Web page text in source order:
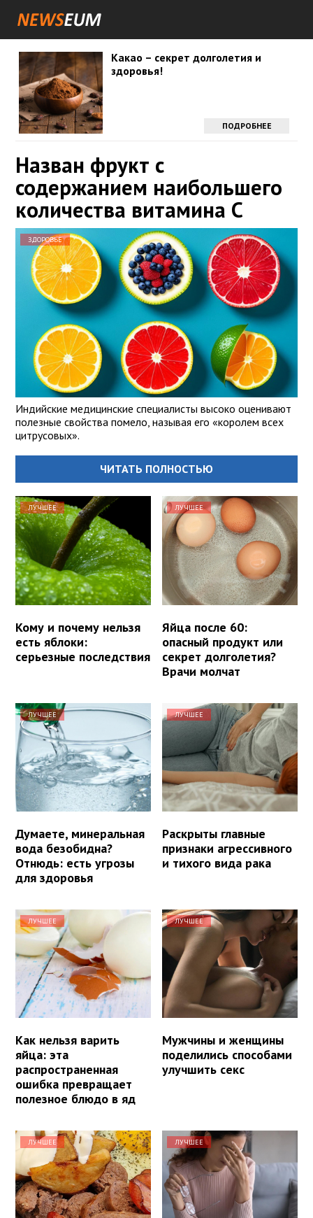
Какао – секрет долголетия и
здоровья!
ПОДРОБНЕЕ
Назван фрукт с
содержанием наибольшего
количества витамина C
ЗДОРОВЬЕ
Индийские медицинские специалисты высоко оценивают
полезные свойства помело, называя его «королем всех
цитрусовых».
ЧИТАТЬ ПОЛНОСТЬЮ
ЛУЧШЕЕ
Кому и почему нельзя
есть яблоки:
серьезные последствия
ЛУЧШЕЕ
Яйца после 60:
опасный продукт или
секрет долголетия?
Врачи молчат
ЛУЧШЕЕ
Думаете, минеральная
вода безобидна?
Отнюдь: есть угрозы
для здоровья
ЛУЧШЕЕ
Раскрыты главные
признаки агрессивного
и тихого вида рака
ЛУЧШЕЕ
Как нельзя варить
яйца: эта
распространенная
ошибка превращает
полезное блюдо в яд
ЛУЧШЕЕ
Мужчины и женщины
поделились способами
улучшить секс
ЛУЧШЕЕ ЛУЧШЕЕ